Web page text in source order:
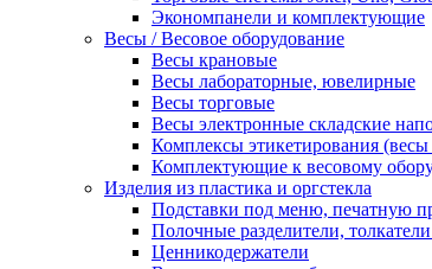
Экономпанели и комплектующие
Весы / Весовое оборудование
Весы крановые
Весы лабораторные, ювелирные
Весы торговые
Весы электронные складские
Комплексы этикетирования (весы
Комплектующие к весовому
Изделия из пластика и оргстекла
Подставки под меню, печатную
Полочные разделители,
Ценникодержатели